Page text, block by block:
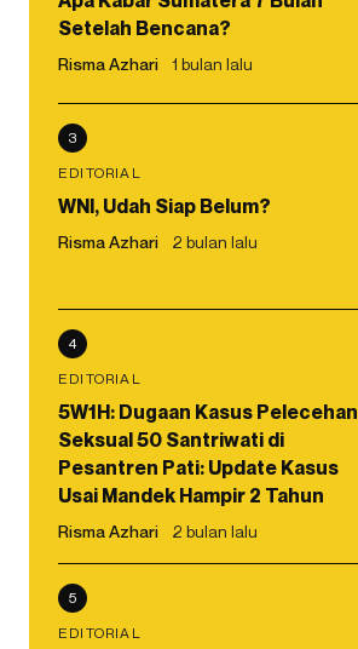
Setelah Bencana?
Risma Azhari 1 bulan lalu
3
EDITORIAL
WNI, Udah Siap Belum?
Risma Azhari 2 bulan lalu
4
EDITORIAL
5W1H: Dugaan Kasus Pelecehan
Seksual 50 Santriwati di
Pesantren Pati: Update Kasus
Usai Mandek Hampir 2 Tahun
Risma Azhari 2 bulan lalu
5
EDITORIAL